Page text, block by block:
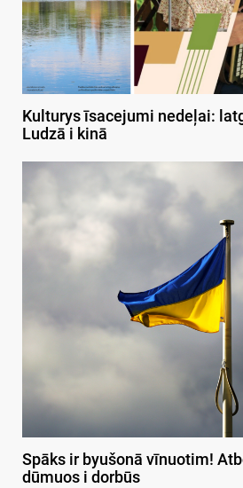
Kulturys īsacejumi nedeļai:
Ludzā i kinā
Spāks ir byušonā vīnuotim!
dūmuos i dorbūs